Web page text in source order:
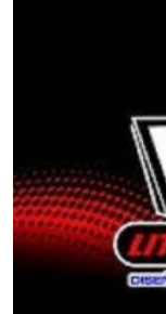
Béisbol:
Ciclismo